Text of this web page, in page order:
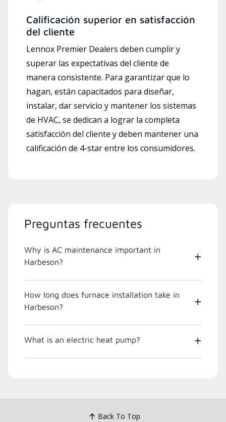
Calificación superior en satisfacción
del cliente
Lennox Premier Dealers deben cumplir y
superar las expectativas del cliente de
manera consistente. Para garantizar que lo
hagan, están capacitados para diseñar,
instalar, dar servicio y mantener los sistemas
de HVAC, se dedican a lograr la completa
satisfacción del cliente y deben mantener una
calificación de 4-star entre los consumidores.
Preguntas frecuentes
Why is AC maintenance important in
Harbeson?
How long does furnace installation take in
Harbeson?
What is an electric heat pump?
Back To Top